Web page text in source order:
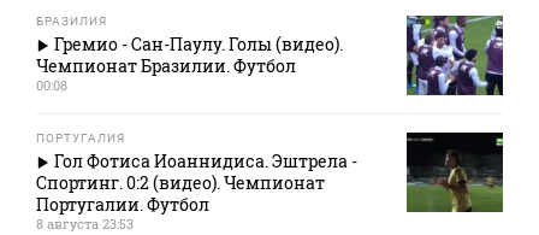
БРАЗИЛИЯ
Гремио - Сан-Паулу. Голы (видео).
Чемпионат Бразилии. Футбол
00:08
ПОРТУГАЛИЯ
Гол Фотиса Иоаннидиса. Эштрела -
Спортинг. 0:2 (видео). Чемпионат
Португалии. Футбол
8 августа 23:53